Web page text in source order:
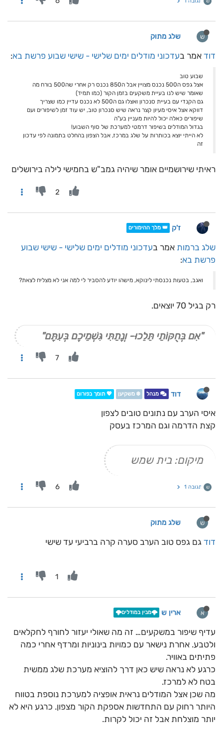
ש שלג מתוק
דוד אמר בעדכוני מודלים ימים שלישי - שישי שבוע פרשת בא:
שבוע טוב
אצל גפס ה500 נכנס מצויין אבל ה850 נכנס רק אחרי שה500 בורח מה
שאומר שיש לנו בעיית משקעים בזמן הקור (כמו תמיד)
גם הקנדי עם בעיית סנכרון ואצלו גם ה500 לא נכנס עדיין כמו שצריך
דווקא אצל איסי מעיון קצר נראה שיש סנכרון טוב, יש עוד זמן לשיפורים ועם
שיפורים כאלה יכול להיות מעניין בע"ה
בגדול המודלים בשיפור דרמטי למערכת של סוף השבוע!
לא הייתי יוצא בכותרות על שלג במרכז, אבל הצפון בהחלט בתמונה לפי עדכון
זה
ראיתי שירושמיים אומר שיהיה גמב"ש בחמישי לילה בירושלים
2
ז'ק 👑 מלך ההימורים
שלג ברמות אמר בעדכוני מודלים ימים שלישי - שישי שבוע
פרשת בא:
ואגב, בטעות נכנסתי לינוקא, מישהו יודע להסביר לי למה אני לא מצליח לצאת?
רק בגיל 70 יוצאים.
"אִם בְּחֻקּוֹתַי תֵּלֵכוּ- וְנָתַתִּי גִּשְׁמֵיכֶם בְּעִתָּם"
7
דוד מנהל ❄️ משקיען 💖 תומך בפורום
איסי הערב עם נתונים טובים לצפון
קצת הדרמה וגם המרכז בעסק
מיקום: בית שמש
ש תגובה 1 6
ש שלג מתוק
דוד גם גפס טוב הערב סערה קרה ברביעי עד שישי
1
א ארין ש 🌩️מבין במודלים🌩️
עדיף שיפור במשקעים… זה מה שאולי יעזור לחורף לחקלאים
ולטבע. אחרת נישאר עם כמויות בינוניות ומרדף אחרי כמה
פתיתים באוויר.
כרגע לא נראה שיש כאן דרך להוציא מערכת שלג ממשית
בטח לא למרכז.
מה שכן אצל המודלים נראית אופציה למערכת נוספת בטווח
היותר רחוק עם התחדשות אספקת הקור מצפון. כרגע היא לא
יותר מוצלחת אבל זה יכול לקרות.